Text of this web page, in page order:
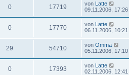
0 17719 von Latte
09.11.2006, 17:26
0 17770 von Latte
06.11.2006, 10:21
29 54710 von Omma
05.11.2006, 17:10
0 17393 von Latte
02.11.2006, 12:41